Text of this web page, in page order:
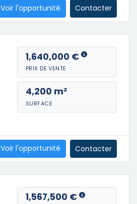
Voir l'opportunité Contacter
1,640,000 €
PRIX DE VENTE
4,200 m²
SURFACE
Voir l'opportunité Contacter
1,567,500 €